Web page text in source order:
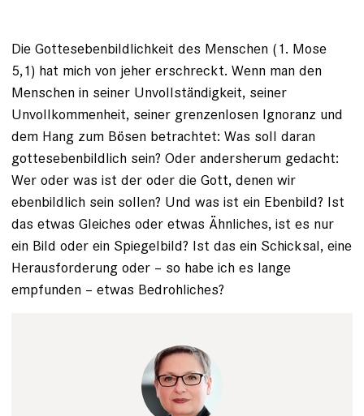
Die Gottesebenbildlichkeit des Menschen ­(1. Mose
5,1) hat mich von jeher erschreckt. Wenn man den
Menschen in seiner Unvollständigkeit, seiner
Unvollkommenheit, seiner grenzenlosen Ignoranz und
dem Hang zum Bösen betrachtet: Was soll daran
gottesebenbildlich sein? Oder andersherum gedacht:
Wer oder was ist der oder die Gott, denen wir
ebenbildlich sein sollen? Und was ist ein Ebenbild? Ist
das etwas ­Gleiches oder etwas Ähnliches, ist es nur
ein Bild oder ein Spiegelbild? Ist das ein Schicksal, eine
Herausforderung oder – so habe ich es lange
empfunden­ – ­etwas Bedrohliches?